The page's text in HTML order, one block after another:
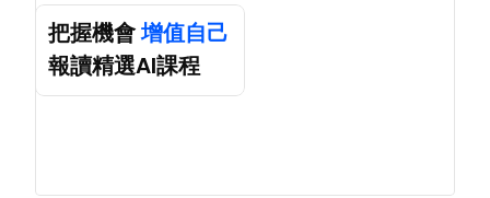
把握機會 增值自己
報讀精選AI課程